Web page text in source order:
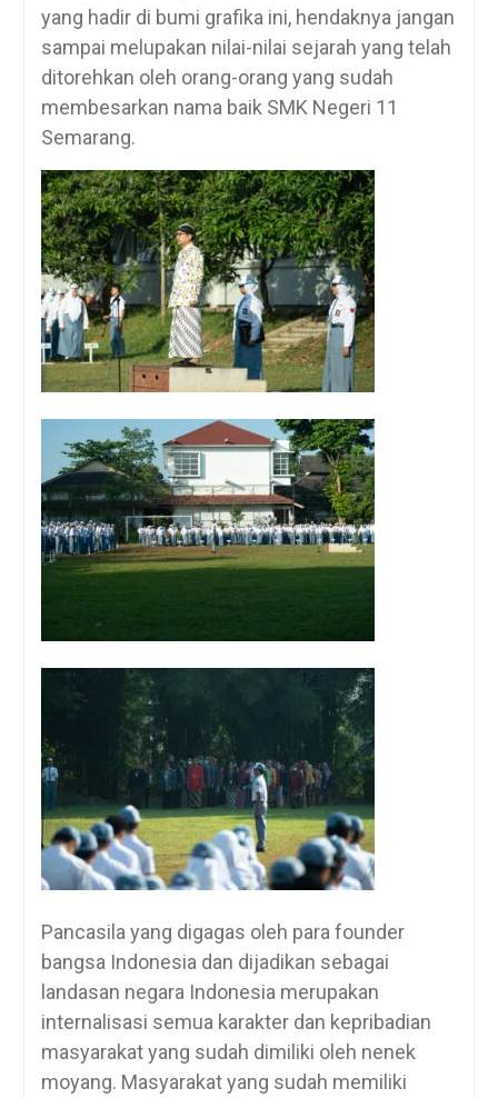
yang hadir di bumi grafika ini, hendaknya jangan
sampai melupakan nilai-nilai sejarah yang telah
ditorehkan oleh orang-orang yang sudah
membesarkan nama baik SMK Negeri 11
Semarang.
Pancasila yang digagas oleh para founder
bangsa Indonesia dan dijadikan sebagai
landasan negara Indonesia merupakan
internalisasi semua karakter dan kepribadian
masyarakat yang sudah dimiliki oleh nenek
moyang. Masyarakat yang sudah memiliki